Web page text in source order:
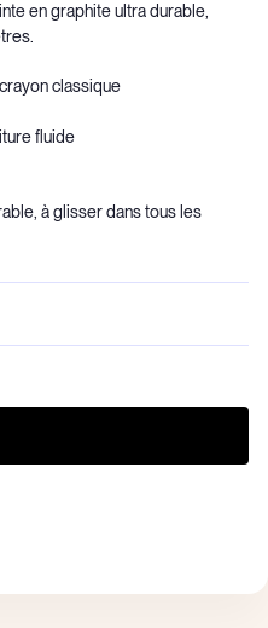
en graphite ultra durable,
classique
fluide
à glisser dans tous les